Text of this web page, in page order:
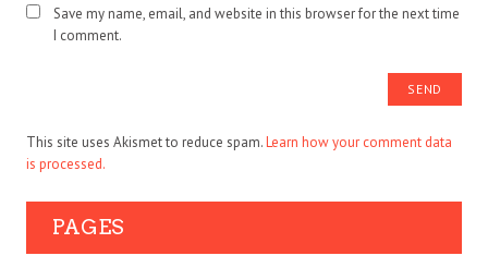
Save my name, email, and website in this browser for the next time
I comment.
This site uses Akismet to reduce spam.Learn how your comment data
is processed.
PAGES